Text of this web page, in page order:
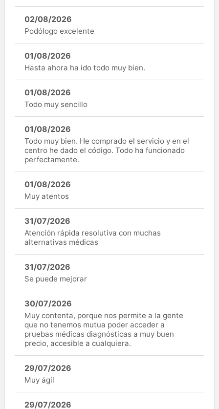
02/08/2026
Podólogo excelente
01/08/2026
Hasta ahora ha ido todo muy bien.
01/08/2026
Todo muy sencillo
01/08/2026
Todo muy bien. He comprado el servicio y en el
centro he dado el código. Todo ha funcionado
perfectamente.
01/08/2026
Muy atentos
31/07/2026
Atención rápida resolutiva con muchas
alternativas médicas
31/07/2026
Se puede mejorar
30/07/2026
Muy contenta, porque nos permite a la gente
que no tenemos mutua poder acceder a
pruebas médicas diagnósticas a muy buen
precio, accesible a cualquiera.
29/07/2026
Muy ágil
29/07/2026